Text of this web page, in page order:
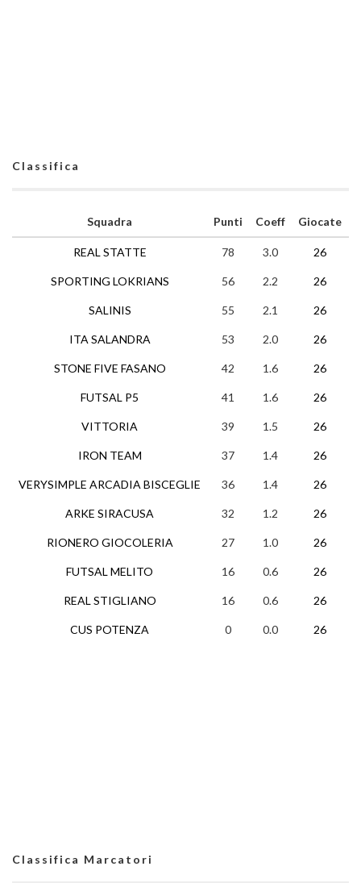
Classifica
Squadra
REAL STATTE
SPORTING LOKRIANS
SALINIS
ITA SALANDRA
STONE FIVE FASANO
FUTSAL P5
VITTORIA
IRON TEAM
VERYSIMPLE ARCADIA BISCEGLIE
ARKE SIRACUSA
RIONERO GIOCOLERIA
FUTSAL MELITO
REAL STIGLIANO
CUS POTENZA
Punti Coeff Giocate
78 3.0 26
56 2.2 26
55 2.1 26
53 2.0 26
42 1.6 26
41 1.6 26
39 1.5 26
37 1.4 26
36 1.4 26
32 1.2 26
27 1.0 26
16 0.6 26
16 0.6 26
0 0.0 26
Classifica Marcatori